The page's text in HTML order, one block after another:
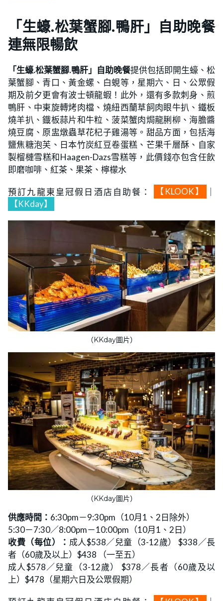
「生蠔.松葉蟹腳.鴨肝」自助晚餐
連無限暢飲
「生蠔.松葉蟹腳.鴨肝」自助晚餐提供包括即開生蠔、松
葉蟹腳、青口、黃金螺、白蜆等，星期六、日、公眾假
期及前夕更會有波士頓龍蝦！此外，還有多款刺身、煎
鴨肝、中東旋轉烤肉檔、燒紐西蘭草飼肉眼牛扒、鐵板
燒羊扒、鐡板蒜片和牛粒、菠菜蟹肉焗龍脷柳、海膽醬
燒豆腐、原盅燉蟲草花杞子雞湯等。甜品方面，包括海
鹽焦糖泡芙、日本竹炭紅豆卷蛋糕、芒果千層酥、自家
製榴槤雪糕和Haagen-Dazs雪糕等，此價錢亦包含任飲
即磨咖啡、紅茶、果茶、檸檬水
預訂九龍東皇冠假日酒店自助餐： 【KLOOK】
【KKday】
（KKday圖片）
（KKday圖片）
供應時間： 6:30pm－9:30pm（10月1、2日除外）
5:30－7:30／8:00pm－10:00pm（10月1、2日）
收費（每位）： 成人$538／兒童（3-12歲） $338／長
者（60歲及以上）$438 （一至五）
成人$578／兒童（3-12歲） $378／長者（60歲及以
上）$478（星期六日及公眾假期）